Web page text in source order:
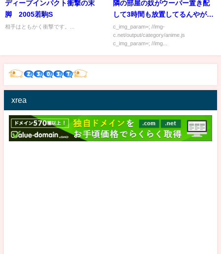
ディープインパクト衝撃の末
脚 2005若駒S
相手はともかく衝撃です。...
隣の部屋の奴がウーバー置き配
して3時間も放置してるんやが…
c_img_param=; //img-
c.net/output/category/anime.js
c_img_param=; //img...
xrea